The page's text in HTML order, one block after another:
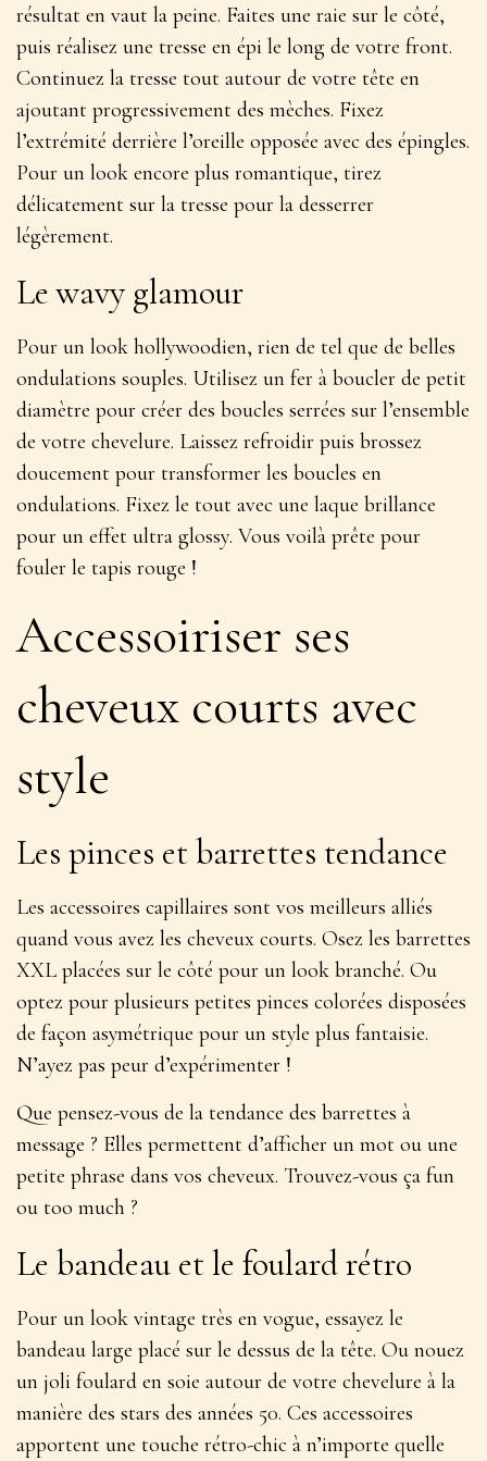
résultat en vaut la peine. Faites une raie sur le côté,
puis réalisez une tresse en épi le long de votre front.
Continuez la tresse tout autour de votre tête en
ajoutant progressivement des mèches. Fixez
l’extrémité derrière l’oreille opposée avec des épingles.
Pour un look encore plus romantique, tirez
délicatement sur la tresse pour la desserrer
légèrement.
Le wavy glamour
Pour un look hollywoodien, rien de tel que de belles
ondulations souples. Utilisez un fer à boucler de petit
diamètre pour créer des boucles serrées sur l’ensemble
de votre chevelure. Laissez refroidir puis brossez
doucement pour transformer les boucles en
ondulations. Fixez le tout avec une laque brillance
pour un effet ultra glossy. Vous voilà prête pour
fouler le tapis rouge !
Accessoiriser ses
cheveux courts avec
style
Les pinces et barrettes tendance
Les accessoires capillaires sont vos meilleurs alliés
quand vous avez les cheveux courts. Osez les barrettes
XXL placées sur le côté pour un look branché. Ou
optez pour plusieurs petites pinces colorées disposées
de façon asymétrique pour un style plus fantaisie.
N’ayez pas peur d’expérimenter !
Que pensez-vous de la tendance des barrettes à
message ? Elles permettent d’afficher un mot ou une
petite phrase dans vos cheveux. Trouvez-vous ça fun
ou too much ?
Le bandeau et le foulard rétro
Pour un look vintage très en vogue, essayez le
bandeau large placé sur le dessus de la tête. Ou nouez
un joli foulard en soie autour de votre chevelure à la
manière des stars des années 50. Ces accessoires
apportent une touche rétro-chic à n’importe quelle